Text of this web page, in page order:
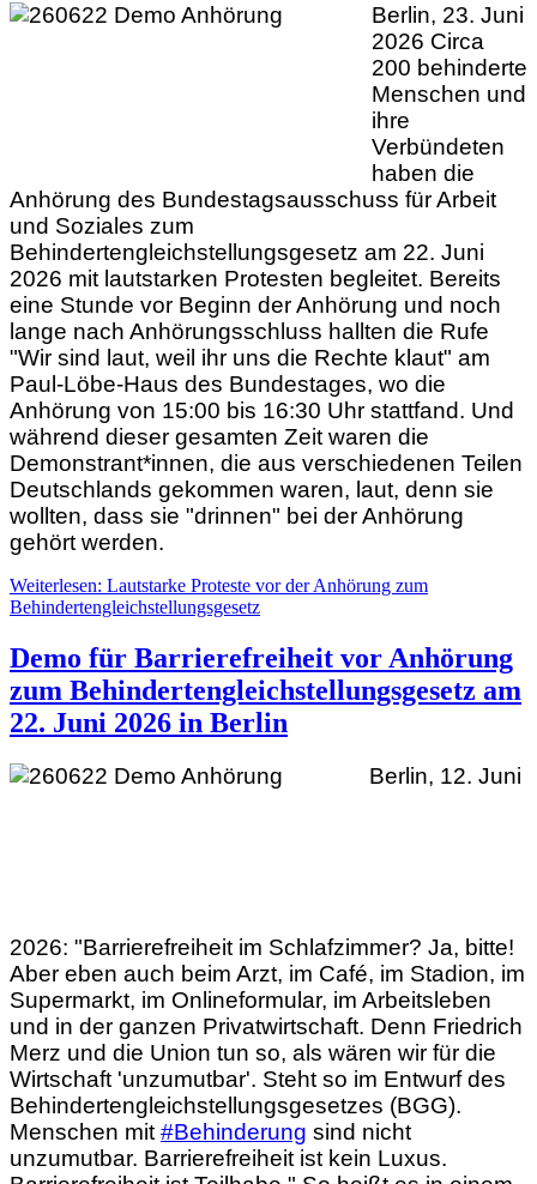
Berlin, 23. Juni
2026 Circa
200 behinderte
Menschen und
ihre
Verbündeten
haben die
Anhörung des Bundestagsausschuss für Arbeit
und Soziales zum
Behindertengleichstellungsgesetz am 22. Juni
2026 mit lautstarken Protesten begleitet. Bereits
eine Stunde vor Beginn der Anhörung und noch
lange nach Anhörungsschluss hallten die Rufe
"Wir sind laut, weil ihr uns die Rechte klaut" am
Paul-Löbe-Haus des Bundestages, wo die
Anhörung von 15:00 bis 16:30 Uhr stattfand. Und
während dieser gesamten Zeit waren die
Demonstrant*innen, die aus verschiedenen Teilen
Deutschlands gekommen waren, laut, denn sie
wollten, dass sie "drinnen" bei der Anhörung
gehört werden.
Weiterlesen: Lautstarke Proteste vor der Anhörung zum
Behindertengleichstellungsgesetz
Demo für Barrierefreiheit vor Anhörung
zum Behindertengleichstellungsgesetz am
22. Juni 2026 in Berlin
Berlin, 12. Juni
2026: "Barrierefreiheit im Schlafzimmer? Ja, bitte!
Aber eben auch beim Arzt, im Café, im Stadion, im
Supermarkt, im Onlineformular, im Arbeitsleben
und in der ganzen Privatwirtschaft. Denn Friedrich
Merz und die Union tun so, als wären wir für die
Wirtschaft 'unzumutbar'. Steht so im Entwurf des
Behindertengleichstellungsgesetzes (BGG).
Menschen mit #Behinderung sind nicht
unzumutbar. Barrierefreiheit ist kein Luxus.